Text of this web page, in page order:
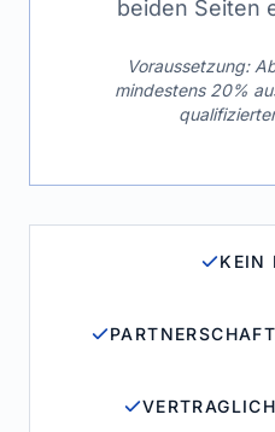
beiden Seiten
Voraussetzung:
mindestens 20%
KEIN